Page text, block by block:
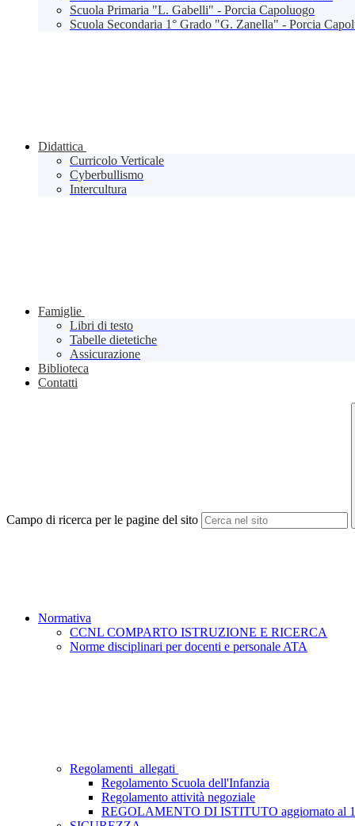
Scuola Primaria "L. Gabelli" - Porcia Capoluogo
Scuola Secondaria 1° Grado "G. Zanella" - Porcia
Didattica
Curricolo Verticale
Cyberbullismo
Intercultura
Famiglie
Libri di testo
Tabelle dietetiche
Assicurazione
Biblioteca
Contatti
Campo di ricerca per le pagine del sito
Normativa
CCNL COMPARTO ISTRUZIONE E RICERCA
Norme disciplinari per docenti e personale ATA
Regolamenti_allegati
Regolamento Scuola dell'Infanzia
Regolamento attività negoziale
REGOLAMENTO DI ISTITUTO aggiornato al